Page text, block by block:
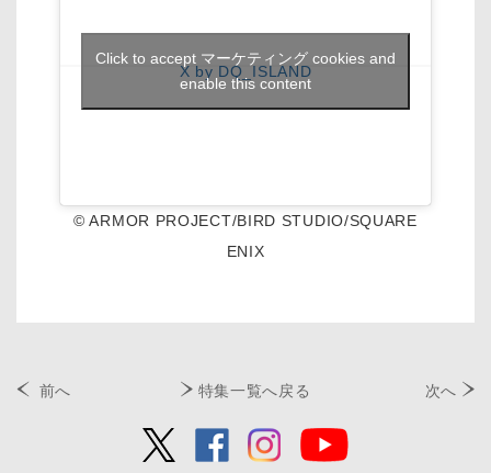
X by DQ_ISLAND
Click to accept マーケティング cookies and
enable this content
© ARMOR PROJECT/BIRD STUDIO/SQUARE
ENIX
前へ 特集一覧へ戻る 次へ